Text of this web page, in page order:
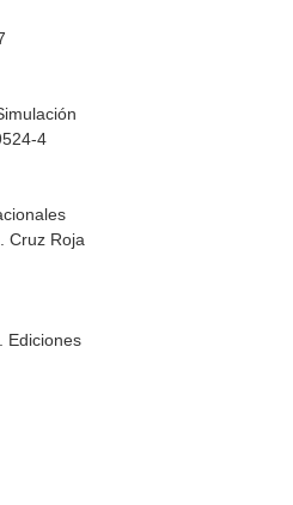
4
Cruz Roja
Ediciones